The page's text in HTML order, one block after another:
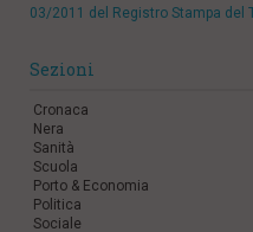
03/2011 del Registro Stampa del
Sezioni
Cronaca
Nera
Sanità
Scuola
Porto & Economia
Politica
Sociale